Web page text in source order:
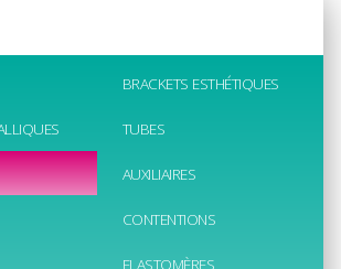
BRACKETS ESTHÉTIQUES
TUBES
AUXILIAIRES
CONTENTIONS
ELASTOMÈRES